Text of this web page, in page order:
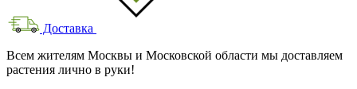
Доставка
Всем жителям Москвы и Московской области мы доставляем
растения лично в руки!